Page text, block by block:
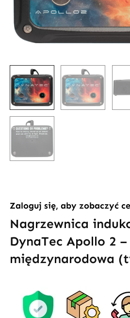
Zaloguj się, aby zobaczyć
Nagrzewnica
DynaTec Apollo 2
międzynarodowa